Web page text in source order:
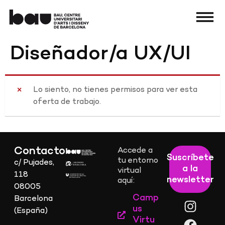
Diseñador/a UX/UI
Lo siento, no tienes permisos para ver esta
oferta de trabajo.
Contacto
c/ Pujades,
118
08005
Barcelona
(España)
Accede a
tu entorno
virtual
aquí:
Camp
us
Virtu
Suscríbete
a la
newsletter